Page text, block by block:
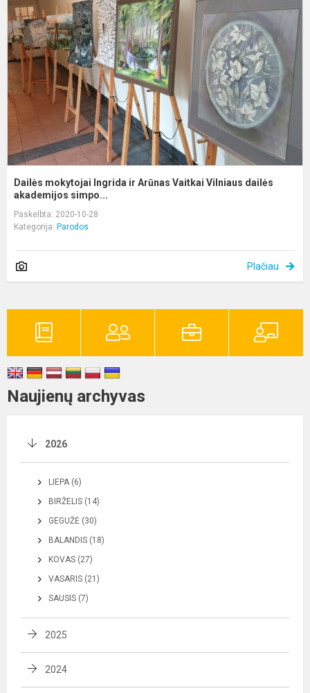
Dailės mokytojai Ingrida ir Arūnas Vaitkai Vilniaus dailės
akademijos simpo...
Paskelbta: 2020-10-28
Kategorija: Parodos
Plačiau
Naujienų archyvas
2026
LIEPA (6)
BIRŽELIS (14)
GEGUŽĖ (30)
BALANDIS (18)
KOVAS (27)
VASARIS (21)
SAUSIS (7)
2025
2024